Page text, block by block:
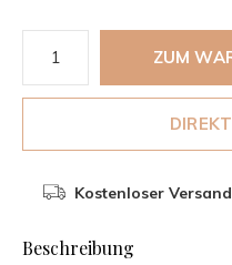
ZUM
Kostenloser Versand
Beschreibung